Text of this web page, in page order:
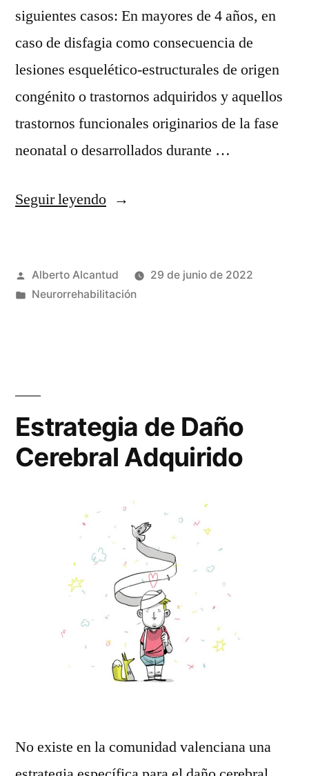
siguientes casos: En mayores de 4 años, en
caso de disfagia como consecuencia de
lesiones esquelético-estructurales de origen
congénito o trastornos adquiridos y aquellos
trastornos funcionales originarios de la fase
neonatal o desarrollados durante …
Seguir leyendo«Logopedia
Publicado
por
Alberto Alcantud
29 de junio de 2022
Publicado
Neurorrehabilitación
Estrategia de Daño
Cerebral Adquirido
No existe en la comunidad valenciana una